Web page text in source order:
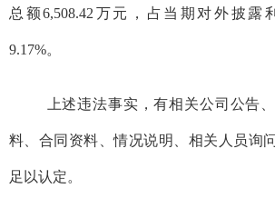
总额6,508.42万元，占当期对外披露
9.17%。
上述违法事实，有相关公司公告
料、合同资料、情况说明、相关人员询
足以认定。